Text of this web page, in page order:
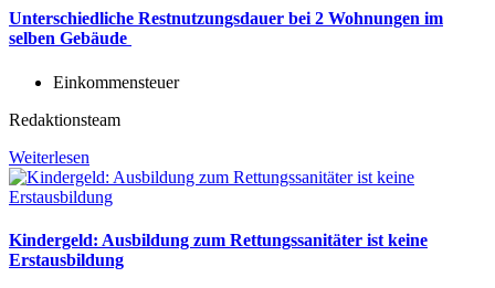
Unterschiedliche Restnutzungsdauer bei 2 Wohnungen im
selben Gebäude
Einkommensteuer
Redaktionsteam
Weiterlesen
Kindergeld: Ausbildung zum Rettungssanitäter ist keine
Erstausbildung